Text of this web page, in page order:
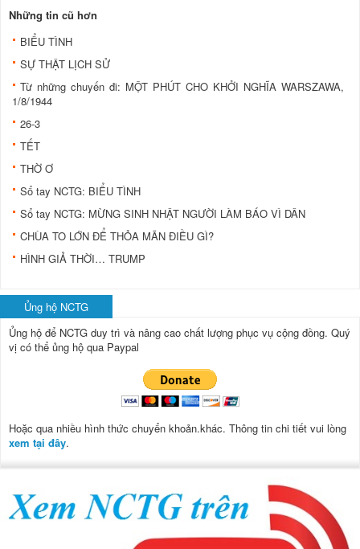
Những tin cũ hơn
BIỂU TÌNH
SỰ THẬT LỊCH SỬ
Từ những chuyến đi: MỘT PHÚT CHO KHỞI NGHĨA WARSZAWA,
1/8/1944
26-3
TẾT
THỜ Ơ
Sổ tay NCTG: BIỂU TÌNH
Sổ tay NCTG: MỪNG SINH NHẬT NGƯỜI LÀM BÁO VÌ DÂN
CHÙA TO LỚN ĐỂ THỎA MÃN ĐIỀU GÌ?
HÌNH GIẢ THỜI… TRUMP
Ủng hộ NCTG
Ủng hộ để NCTG duy trì và nâng cao chất lượng phục vụ cộng đồng. Quý
vị có thể ủng hộ qua Paypal
Hoặc qua nhiều hình thức chuyển khoản.khác. Thông tin chi tiết vui lòng
xem tại đây.